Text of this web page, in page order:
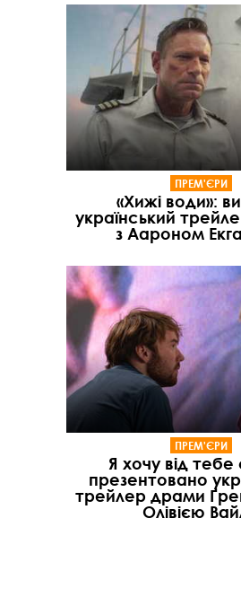
ПРЕМ'ЄРИ
«Хижі води»:
український
з Аароном
ПРЕМ'ЄРИ
Я хочу від тебе
презентовано
трейлер драми
Олівією